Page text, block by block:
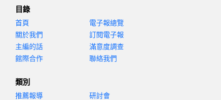
目錄
首頁
關於我們
主編的話
館際合作
電子報總覽
訂閱電子報
滿意度調查
聯絡我們
類別
推薦報導
研討會